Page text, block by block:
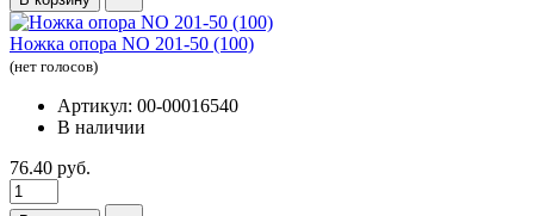
Ножка опора NО 201-50 (100)
(нет голосов)
Артикул: 00-00016540
В наличии
76.40 руб.